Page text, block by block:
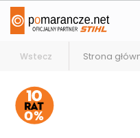
Wstecz Strona